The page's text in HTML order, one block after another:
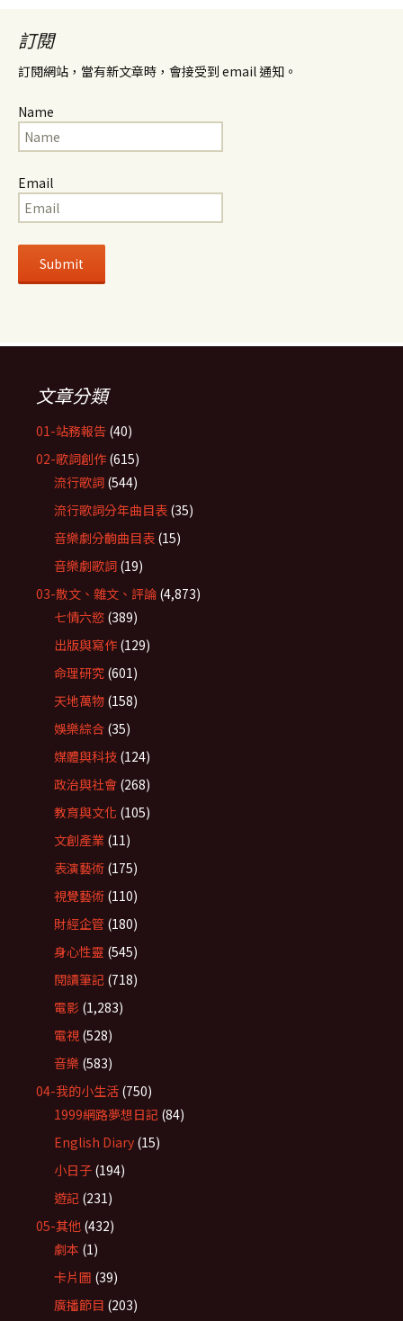
訂閱
訂閱網站，當有新文章時，會接受到 email 通知。
Name
Email
文章分類
01-站務報告 (40)
02-歌詞創作 (615)
流行歌詞 (544)
流行歌詞分年曲目表 (35)
音樂劇分齣曲目表 (15)
音樂劇歌詞 (19)
03-散文、雜文、評論 (4,873)
七情六慾 (389)
出版與寫作 (129)
命理研究 (601)
天地萬物 (158)
娛樂綜合 (35)
媒體與科技 (124)
政治與社會 (268)
教育與文化 (105)
文創產業 (11)
表演藝術 (175)
視覺藝術 (110)
財經企管 (180)
身心性靈 (545)
閱讀筆記 (718)
電影 (1,283)
電視 (528)
音樂 (583)
04-我的小生活 (750)
1999網路夢想日記 (84)
English Diary (15)
小日子 (194)
遊記 (231)
05-其他 (432)
劇本 (1)
卡片圖 (39)
廣播節目 (203)